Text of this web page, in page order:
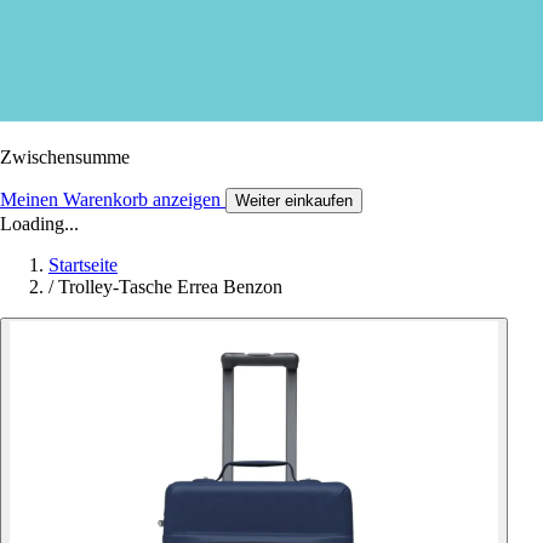
Zwischensumme
Meinen Warenkorb anzeigen Weiter einkaufen
Loading...
Startseite
/ Trolley-Tasche Errea Benzon